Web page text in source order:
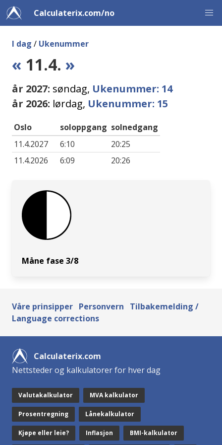
Calculaterix.com/no
I dag / Ukenummer
« 11.4. »
år 2027: søndag, Ukenummer: 14
år 2026: lørdag, Ukenummer: 15
Oslo soloppgang solnedgang
11.4.2027
6:10
20:25
11.4.2026
6:09 20:26
Måne fase 3/8
Våre prinsipper Personvern
Tilbakemelding /
Language corrections
Calculaterix.com
Nettsteder og kalkulatorer for hver dag
Valutakalkulator MVA kalkulator
Prosentregning Lånekalkulator
Kjøpe eller leie? Inflasjon BMI-kalkulator